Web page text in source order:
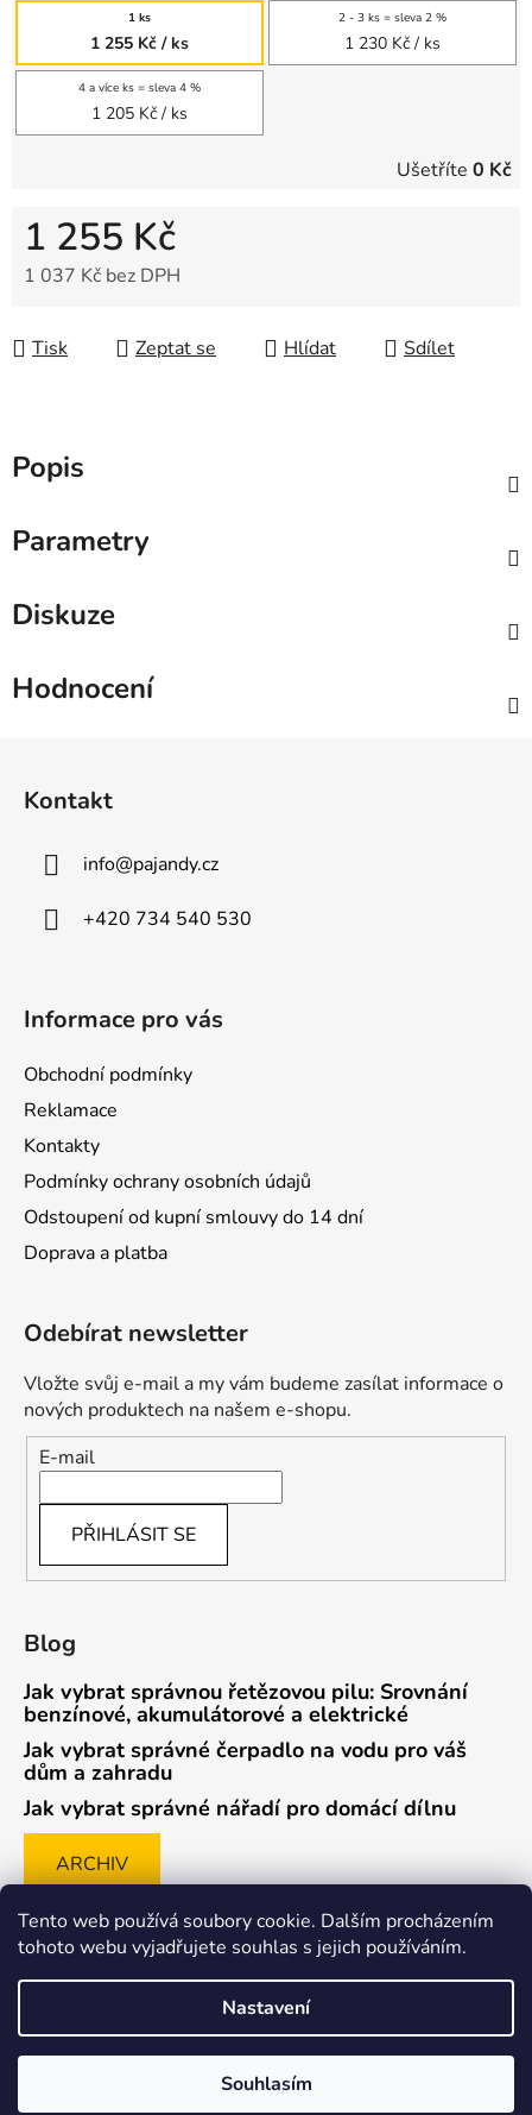
Tento web používá soubory cookie. Dalším procházením
tohoto webu vyjadřujete souhlas s jejich používáním.
Nastavení
Souhlasím
1 ks
1 255 Kč / ks
2 - 3 ks = sleva 2 %
1 230 Kč / ks
4 a více ks = sleva 4 %
1 205 Kč / ks
Ušetříte 0 Kč
1 255 Kč
1 037 Kč bez DPH
Tisk
Zeptat se Hlídat Sdílet
Popis
Parametry
Diskuze
Hodnocení
Kontakt
info@pajandy.cz
+420 734 540 530
Informace pro vás
Obchodní podmínky
Reklamace
Kontakty
Podmínky ochrany osobních údajů
Odstoupení od kupní smlouvy do 14 dní
Doprava a platba
Odebírat newsletter
Vložte svůj e-mail a my vám budeme zasílat informace o
nových produktech na našem e-shopu.
E-mail
PŘIHLÁSIT SE
Blog
Jak vybrat správnou řetězovou pilu: Srovnání
benzínové, akumulátorové a elektrické
Jak vybrat správné čerpadlo na vodu pro váš
dům a zahradu
Jak vybrat správné nářadí pro domácí dílnu
ARCHIV
Způsob ověřování recenzí
Vytvořil Shoptet